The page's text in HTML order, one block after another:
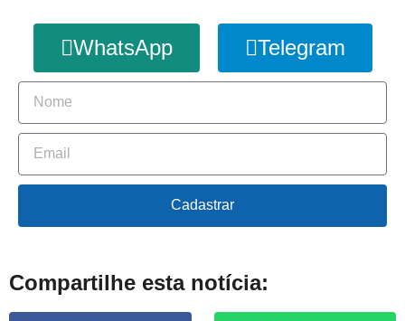
WhatsApp Telegram
Cadastrar
Compartilhe esta notícia: